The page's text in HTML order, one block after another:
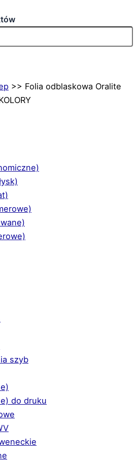
>> Folia odblaskowa Oralite
szyb
do druku